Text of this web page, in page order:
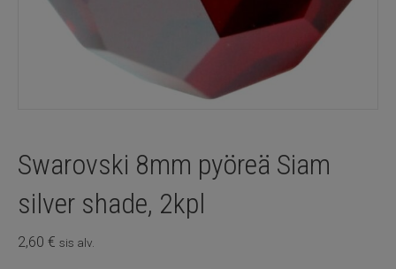
Swarovski 8mm pyöreä Siam
silver shade, 2kpl
2,60 € sis alv.